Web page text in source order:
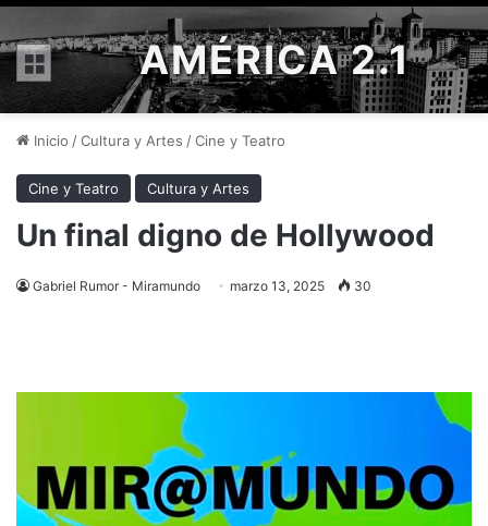
Menú AMÉRICA 2.1
Inicio /Cultura y Artes /Cine y Teatro
Cine y Teatro Cultura y Artes
Un final digno de Hollywood
Gabriel Rumor - Miramundo marzo 13, 2025 30